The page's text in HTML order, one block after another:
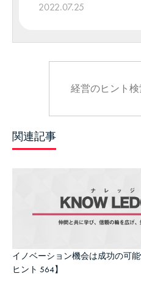
2022.07.25
関連記事
イノベーション機会は成功の可
ヒント 564】